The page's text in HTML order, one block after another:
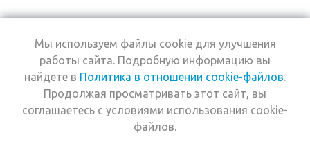
+7 (495) 969-0950
2026 © Интернет-
магазин Estel
Компания
Информация
Помощь
Мы используем файлы cookie для улучшения
работы сайта. Подробную информацию вы
найдете в Политика в отношении cookie-файлов.
Продолжая просматривать этот сайт, вы
соглашаетесь с условиями использования cookie-
файлов.